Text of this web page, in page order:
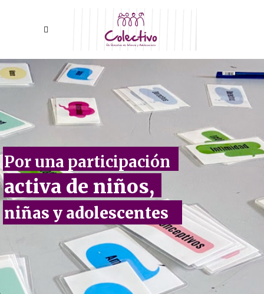
Poruna participación
niñas y adolescentes
activa de niños,